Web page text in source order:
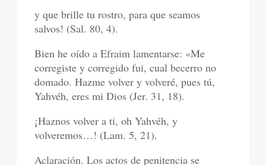
y que brille tu rostro, para que seamos
salvos! (Sal. 80, 4).
Bien he oído a Efraim lamentarse: «Me
corregiste y corregido fui, cual becerro no
domado. Hazme volver y volveré, pues tú,
Yahvéh, eres mi Dios (Jer. 31, 18).
¡Haznos volver a ti, oh Yahvéh, y
volveremos…! (Lam. 5, 21).
Aclaración. Los actos de penitencia se